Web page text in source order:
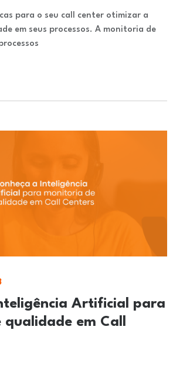
para o seu call center otimizar a
em seus processos. A monitoria de
Artificial para
em Call